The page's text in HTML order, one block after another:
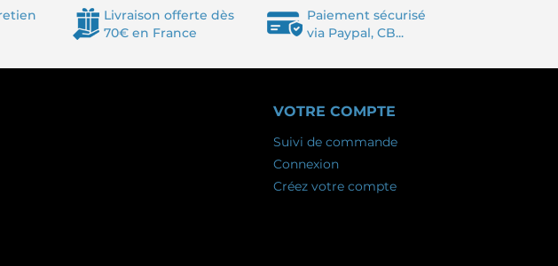
Livraison offerte dès
70€ en France
Paiement sécurisé
via Paypal, CB...
VOTRE COMPTE
Suivi de commande
Connexion
Créez votre compte